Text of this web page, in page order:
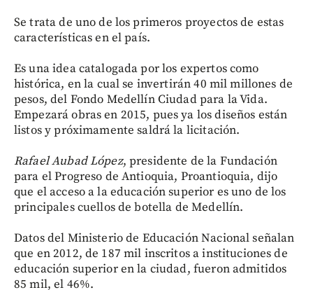
Se trata de uno de los primeros proyectos de estas
características en el país.
Es una idea catalogada por los expertos como
histórica, en la cual se invertirán 40 mil millones de
pesos, del Fondo Medellín Ciudad para la Vida.
Empezará obras en 2015, pues ya los diseños están
listos y próximamente saldrá la licitación.
Rafael Aubad López, presidente de la Fundación
para el Progreso de Antioquia, Proantioquia, dijo
que el acceso a la educación superior es uno de los
principales cuellos de botella de Medellín.
Datos del Ministerio de Educación Nacional señalan
que en 2012, de 187 mil inscritos a instituciones de
educación superior en la ciudad, fueron admitidos
85 mil, el 46%.